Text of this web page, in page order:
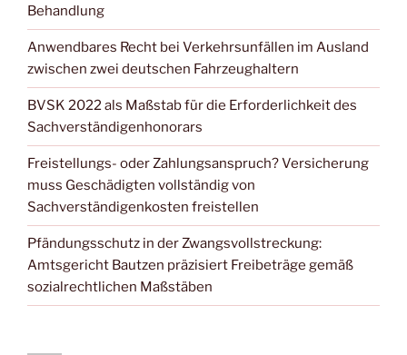
Behandlung
Anwendbares Recht bei Verkehrsunfällen im Ausland
zwischen zwei deutschen Fahrzeughaltern
BVSK 2022 als Maßstab für die Erforderlichkeit des
Sachverständigenhonorars
Freistellungs- oder Zahlungsanspruch? Versicherung
muss Geschädigten vollständig von
Sachverständigenkosten freistellen
Pfändungsschutz in der Zwangsvollstreckung:
Amtsgericht Bautzen präzisiert Freibeträge gemäß
sozialrechtlichen Maßstäben